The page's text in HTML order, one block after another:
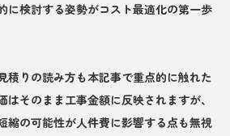
に検討する姿勢がコスト最適化の第一歩
積りの読み方も本記事で重点的に触れた
はそのまま工事金額に反映されますが、
縮の可能性が人件費に影響する点も無視